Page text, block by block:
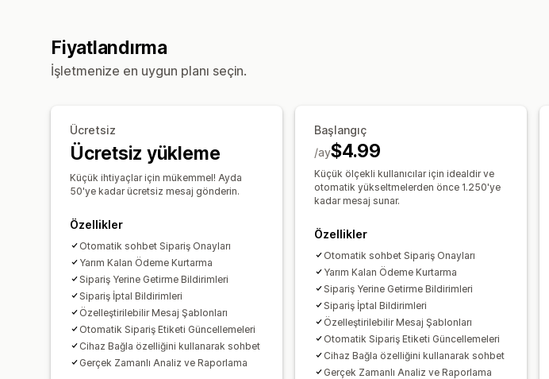
Çalışma
Sohbet
Fiyatlandırma
İşletmenize en uygun planı seçin.
Ücretsiz
Ücretsiz yükleme
Küçük ihtiyaçlar için mükemmel! Ayda
50'ye kadar ücretsiz mesaj gönderin.
Özellikler
Otomatik sohbet Sipariş Onayları
Yarım Kalan Ödeme Kurtarma
Sipariş Yerine Getirme Bildirimleri
Sipariş İptal Bildirimleri
Özelleştirilebilir Mesaj Şablonları
Otomatik Sipariş Etiketi Güncellemeleri
Cihaz Bağla özelliğini kullanarak sohbet
Gerçek Zamanlı Analiz ve Raporlama
Başlangıç
$4.99
/ay
Küçük ölçekli kullanıcılar için idealdir ve
otomatik yükseltmelerden önce 1.250'ye
kadar mesaj sunar.
Özellikler
Otomatik sohbet Sipariş Onayları
Yarım Kalan Ödeme Kurtarma
Sipariş Yerine Getirme Bildirimleri
Sipariş İptal Bildirimleri
Özelleştirilebilir Mesaj Şablonları
Otomatik Sipariş Etiketi Güncellemeleri
Cihaz Bağla özelliğini kullanarak sohbet
Gerçek Zamanlı Analiz ve Raporlama